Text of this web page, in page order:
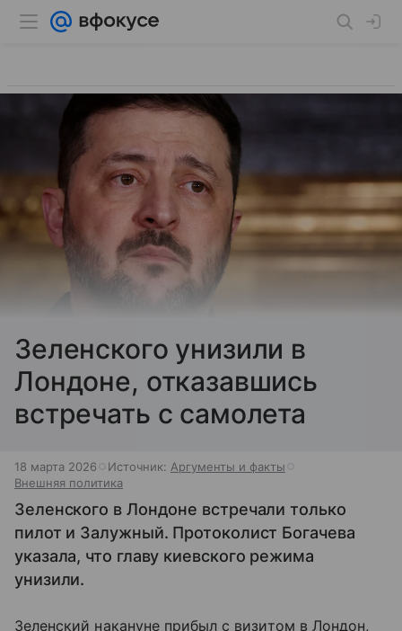
Зеленского унизили в
Лондоне, отказавшись
встречать с самолета
18 марта 2026 Источник: Аргументы и факты
Внешняя политика
Зеленского в Лондоне встречали только
пилот и Залужный. Протоколист Богачева
указала, что главу киевского режима
унизили.
Зеленский накануне прибыл с визитом в Лондон,